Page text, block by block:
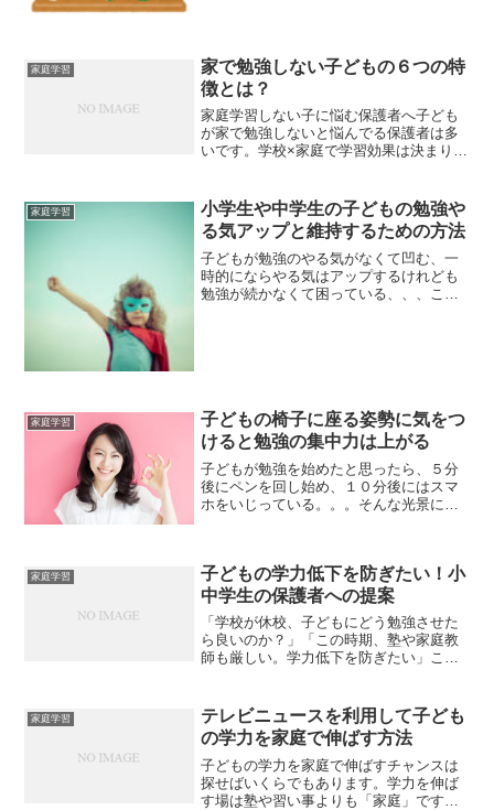
家庭学習
家で勉強しない子どもの６つの特
徴とは？
家庭学習しない子に悩む保護者へ子ども
が家で勉強しないと悩んでる保護者は多
いです。学校×家庭で学習効果は決まりま
に分けて解説します。ペーンケースに使
わない筆記用具がいっぱ...
家庭学習
小学生や中学生の子どもの勉強や
る気アップと維持するための方法
子どもが勉強のやる気がなくて凹む、一
時的にならやる気はアップするけれども
勉強が続かなくて困っている、、、この
家庭学習
子どもの椅子に座る姿勢に気をつ
けると勉強の集中力は上がる
子どもが勉強を始めたと思ったら、５分
後にペンを回し始め、１０分後にはスマ
ホをいじっている。。。そんな光景に出
保護者から質問を受けまし...
家庭学習
子どもの学力低下を防ぎたい！小
中学生の保護者への提案
「学校が休校、子どもにどう勉強させた
ら良いのか？」「この時期、塾や家庭教
師も厳しい。学力低下を防ぎたい」この
間やってきた経験をふまえて、お話をさ
せていただきます。休校が...
家庭学習
テレビニュースを利用して子ども
の学力を家庭で伸ばす方法
子どもの学力を家庭で伸ばすチャンスは
探せばいくらでもあります。学力を伸ば
す場は塾や習い事よりも「家庭」です。